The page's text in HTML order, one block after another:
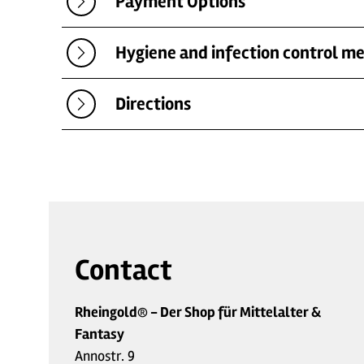
Hygiene and infection control
Directions
Contact
Rheingold® - Der Shop für Mittelalter &
Fantasy
Annostr. 9